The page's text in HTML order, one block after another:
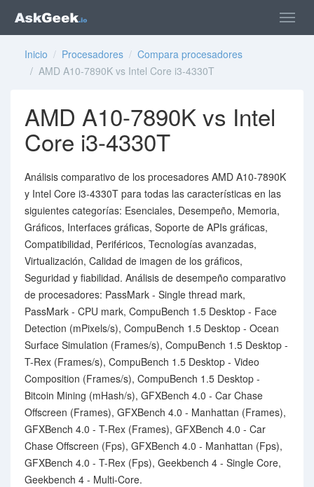
Inicio / Procesadores / Compara procesadores
/ AMD A10-7890K vs Intel Core i3-4330T
AMD A10-7890K vs Intel
Core i3-4330T
Análisis comparativo de los procesadores AMD A10-7890K
y Intel Core i3-4330T para todas las características en las
siguientes categorías: Esenciales, Desempeño, Memoria,
Gráficos, Interfaces gráficas, Soporte de APIs gráficas,
Compatibilidad, Periféricos, Tecnologías avanzadas,
Virtualización, Calidad de imagen de los gráficos,
Seguridad y fiabilidad. Análisis de desempeño comparativo
de procesadores: PassMark - Single thread mark,
PassMark - CPU mark, CompuBench 1.5 Desktop - Face
Detection (mPixels/s), CompuBench 1.5 Desktop - Ocean
Surface Simulation (Frames/s), CompuBench 1.5 Desktop -
T-Rex (Frames/s), CompuBench 1.5 Desktop - Video
Composition (Frames/s), CompuBench 1.5 Desktop -
Bitcoin Mining (mHash/s), GFXBench 4.0 - Car Chase
Offscreen (Frames), GFXBench 4.0 - Manhattan (Frames),
GFXBench 4.0 - T-Rex (Frames), GFXBench 4.0 - Car
Chase Offscreen (Fps), GFXBench 4.0 - Manhattan (Fps),
GFXBench 4.0 - T-Rex (Fps), Geekbench 4 - Single Core,
Geekbench 4 - Multi-Core.